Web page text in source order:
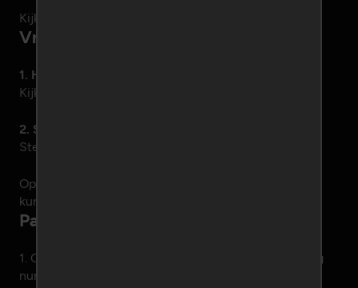
Kijk even op
Vragen, opmerkingen en ideeën
1. Heb je een vraag?
Kijk dan eerst op de pagina
2. Staat deze vraag er niet tussen?
Stel deze dan via het
Opmerkingen en ideeën zien wij graag tegemoet en
kun je eveneens via dit formulier melden.
Pas op voor oplichters! (3 tips)
1. Ga
in op een SMS-verzoek met een 4-cijferig
nummer.